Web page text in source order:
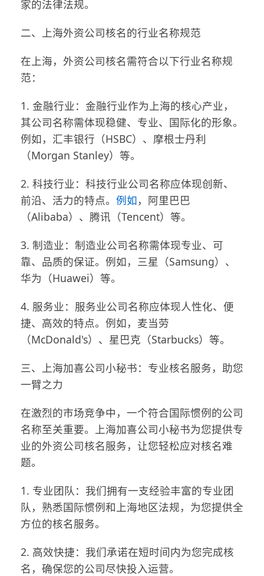
家的法律法规。
二、上海外资公司核名的行业名称规范
在上海，外资公司核名需符合以下行业名称规
范：
1. 金融行业：金融行业作为上海的核心产业，
其公司名称需体现稳健、专业、国际化的形象。
例如，汇丰银行（HSBC）、摩根士丹利
（Morgan Stanley）等。
2. 科技行业：科技行业公司名称应体现创新、
前沿、活力的特点。 例如，阿里巴巴
（Alibaba）、腾讯（Tencent）等。
3. 制造业：制造业公司名称需体现专业、可
靠、品质的保证。例如，三星（Samsung）、
华为（Huawei）等。
4. 服务业：服务业公司名称应体现人性化、便
捷、高效的特点。例如，麦当劳
（McDonald's）、星巴克（Starbucks）等。
三、上海加喜公司小秘书：专业核名服务，助您
一臂之力
在激烈的市场竞争中，一个符合国际惯例的公司
名称至关重要。上海加喜公司小秘书为您提供专
业的外资公司核名服务，让您轻松应对核名难
题。
1. 专业团队：我们拥有一支经验丰富的专业团
队，熟悉国际惯例和上海地区法规，为您提供全
方位的核名服务。
2. 高效快捷：我们承诺在短时间内为您完成核
名，确保您的公司尽快投入运营。